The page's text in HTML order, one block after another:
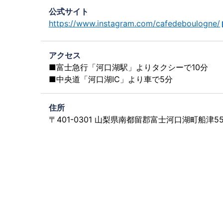
公式サイト
https://www.instagram.com/cafedeboulogne/
アクセス
■富士急行「河口湖駅」よりタクシーで10分
■中央道「河口湖IC」より車で5分
住所
〒401-0301 山梨県南都留郡富士河口湖町船津